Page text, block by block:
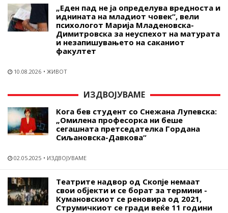
„Еден пад не ја определува вредноста и
иднината на младиот човек“, вели
психологот Марија Младеновска-
Димитровска за неуспехот на матурата
и незапишувањето на саканиот
факултет
10.08.2026 ЖИВОТ
ИЗДВОЈУВАМЕ
Кога бев студент со Снежана Лупевска:
„Омилена професорка ни беше
сегашната претседателка Гордана
Сиљановска-Давкова“
02.05.2025 ИЗДВОЈУВАМЕ
Театрите надвор од Скопје немаат
свои објекти и се борат за термини -
Кумановскиот се реновира од 2021,
Струмичкиот се гради веќе 11 години